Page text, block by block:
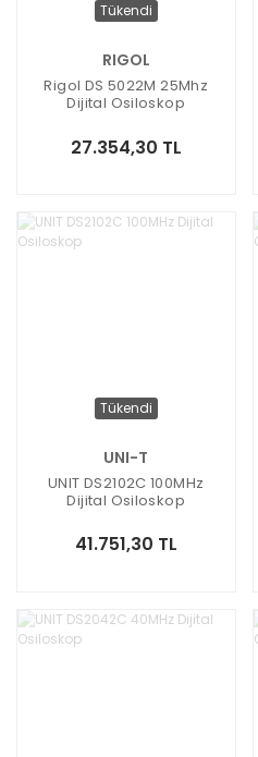
Tükendi
RIGOL
Rigol DS 5022M 25Mhz
Dijital Osiloskop
27.354,30 TL
Tükendi
UNI-T
UNIT DS2102C 100MHz
Dijital Osiloskop
41.751,30 TL